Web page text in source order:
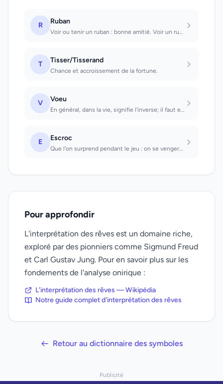
R Ruban
Voir ou tenir un ruban : bonne amitié. Voir un ruban flotter au vent: bonheur et...
T Tisser/Tisserand
Chance et accroissement de la fortune.
V Voeu
En général, dans la vie, signifie l'inverse; il faut essayer de se comporter d'u...
E Escroc
Que l'on surprend pendant le jeu : on se vengera de quelque chose.
Pour approfondir
L'interprétation des rêves est un domaine riche,
exploré par des pionniers comme Sigmund Freud
et Carl Gustav Jung. Pour en savoir plus sur les
fondements de l'analyse onirique :
L'interprétation des rêves — Wikipédia
Notre guide complet d'interprétation des rêves
Retour au dictionnaire des symboles
Publicité